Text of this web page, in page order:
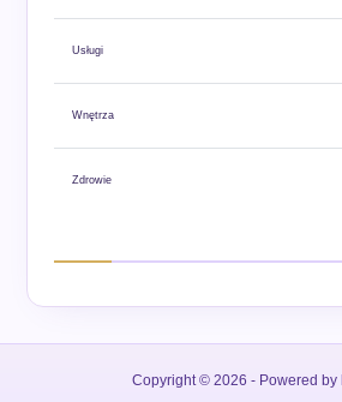
Usługi
Wnętrza
Zdrowie
Copyright © 2026 - Powered by